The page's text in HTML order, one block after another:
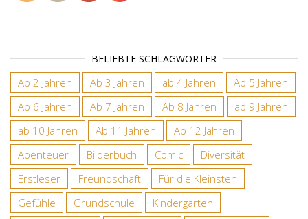
BELIEBTE SCHLAGWÖRTER
Ab 2 Jahren Ab 3 Jahren ab 4 Jahren
Ab 5 Jahren
Ab 6 Jahren
Ab 7 Jahren Ab 8 Jahren
ab 9 Jahren
ab 10 Jahren
Ab 11 Jahren
Ab 12 Jahren
Abenteuer
Bilderbuch Comic
Diversität
Erstleser
Freundschaft
Für die Kleinsten
Gefühle
Grundschule
Kindergarten